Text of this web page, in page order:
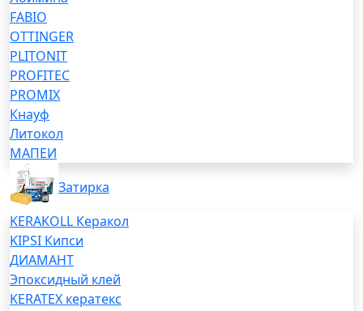
FABIO
OTTINGER
PLITONIT
PROFITEC
PROMIX
Кнауф
Литокол
МАПЕИ
Затирка
KERAKOLL Керакол
KIPSI Кипси
ДИАМАНТ
Эпоксидный клей
KERATEX кератекс